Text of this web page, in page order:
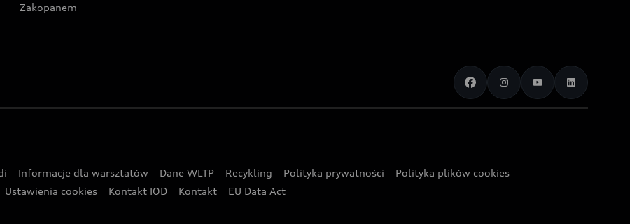
Zakopanem
Informacje dla warsztatów Dane WLTP Recykling Polityka prywatności
Polityka plików cookies
Ustawienia cookies Kontakt IOD Kontakt EU Data Act